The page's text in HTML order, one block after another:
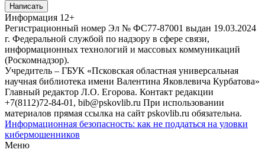
Написать
Информация 12+
Регистрационный номер Эл № ФС77-87001 выдан 19.03.2024
г. Федеральной службой по надзору в сфере связи,
информационных технологий и массовых коммуникаций
(Роскомнадзор).
Учредитель – ГБУК «Псковская областная универсальная
научная библиотека имени Валентина Яковлевича Курбатова»
Главный редактор Л.О. Егорова. Контакт редакции
+7(8112)72-84-01, bib@pskovlib.ru При использовании
материалов прямая ссылка на сайт pskovlib.ru обязательна.
Информационная безопасность: как не поддаться на уловки
кибермошенников
Меню